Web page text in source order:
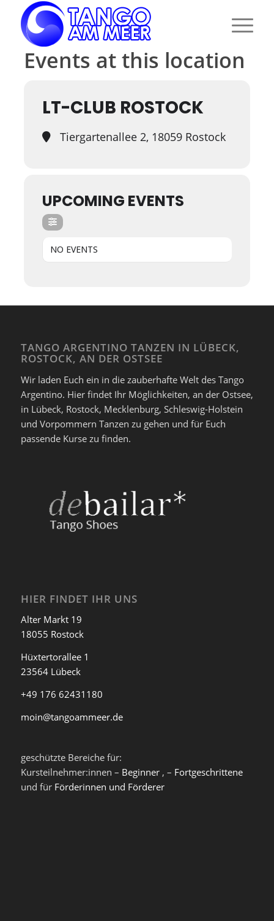
Events at this location
LT-CLUB ROSTOCK
Tiergartenallee 2, 18059 Rostock
UPCOMING EVENTS
NO EVENTS
TANGO ARGENTINO TANZEN IN LÜBECK,
ROSTOCK, AN DER OSTSEE
Wir laden Euch ein in die zauberhafte Welt des Tango
Argentino. Hier findet Ihr Möglichkeiten, an der Ostsee,
in Lübeck, Rostock, Mecklenburg, Schleswig-Holstein
und Vorpommern Tanzen zu gehen und für Euch
passende Kurse zu finden.
HIER FINDET IHR UNS
Alter Markt 19
18055 Rostock
Hüxtertorallee 1
23564 Lübeck
+49 176 62431180
moin@tangoammeer.de
geschützte Bereiche für:
Kursteilnehmer:innen – Beginner, – Fortgeschrittene
und für Förderinnen und Förderer